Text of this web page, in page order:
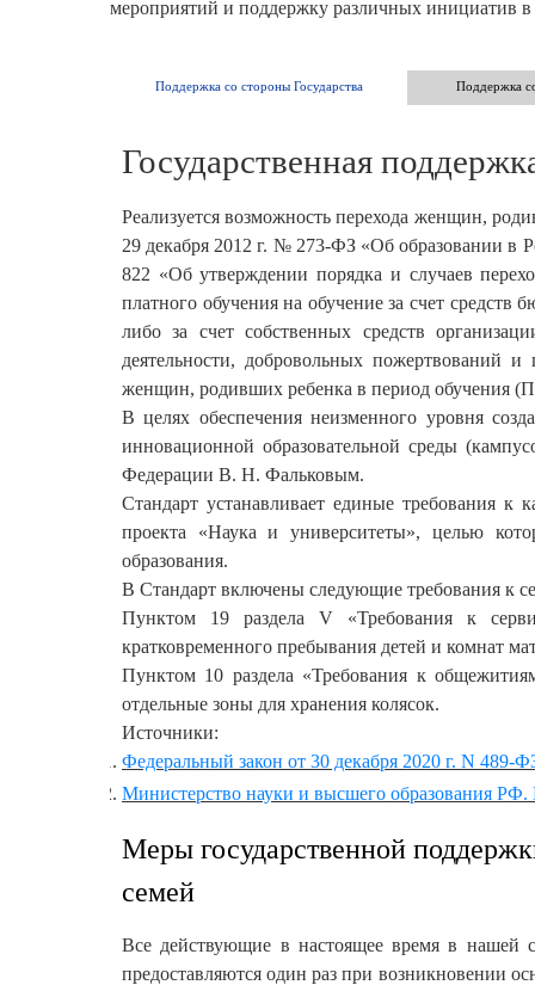
мероприятий и поддержку различных инициатив
Поддержка со стороны Государства Поддержка
Государственная
Реализуется возможность перехода женщин,
29 декабря 2012 г. № 273-ФЗ «Об образовании в
822 «Об утверждении порядка и случаев
платного обучения на обучение за счет
либо за счет собственных средств
деятельности, добровольных пожертвований
женщин, родивших ребенка в период обучения
В целях обеспечения неизменного уровня
инновационной образовательной среды
Федерации В. Н. Фальковым.
Стандарт устанавливает единые требования к
проекта «Наука и университеты», целью
образования.
В Стандарт включены следующие требования к
Пунктом 19 раздела V «Требования к
кратковременного пребывания детей и комнат
Пунктом 10 раздела «Требования к
отдельные зоны для хранения колясок.
Источники:
Федеральный закон от 30 декабря 2020 г. N
Министерство науки и высшего образования
Меры государственной
семей
Все действующие в настоящее время в нашей
предоставляются один раз при возникновении